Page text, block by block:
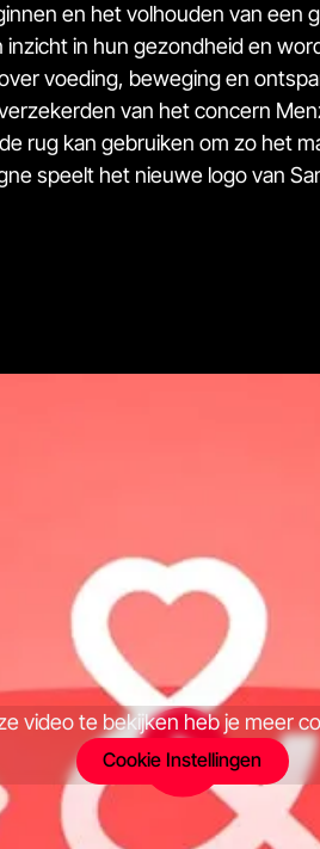
en het volhouden van een
inzicht in hun gezondheid en
voeding, beweging en
van het concern
rug kan gebruiken om zo het
speelt het nieuwe logo van
video te bekijken heb je meer
Cookie Instellingen